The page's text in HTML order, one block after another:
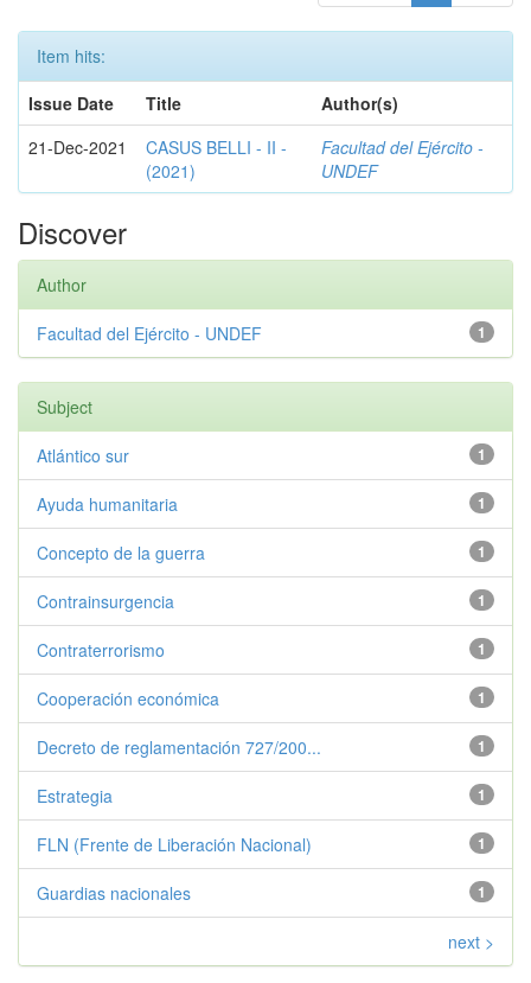
Item hits:
Issue Date
Title
Author(s)
21-Dec-2021
CASUS BELLI - II -
(2021)
Facultad del Ejército -
UNDEF
Discover
Author
1
Facultad del Ejército - UNDEF
Subject
1
Atlántico sur
1
Ayuda humanitaria
1
Concepto de la guerra
1
Contrainsurgencia
1
Contraterrorismo
1
Cooperación económica
1
Decreto de reglamentación 727/200...
1
Estrategia
1
FLN (Frente de Liberación Nacional)
1
Guardias nacionales
next >